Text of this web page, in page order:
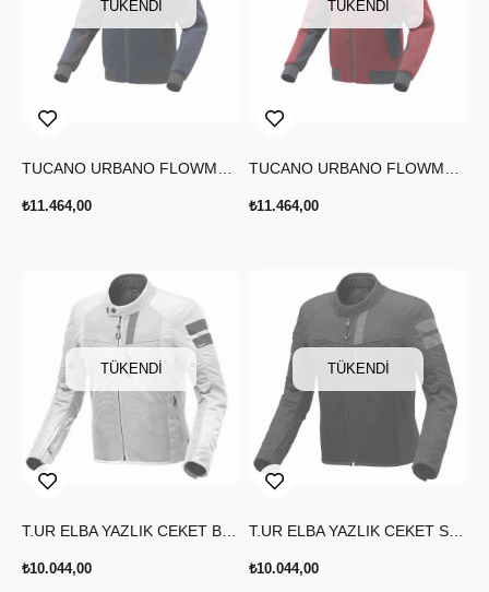
TÜKENDI
₺11.464,00
TÜKENDI
₺11.464,00
TÜKENDI
₺10.044,00
TÜKENDI
₺10.044,00